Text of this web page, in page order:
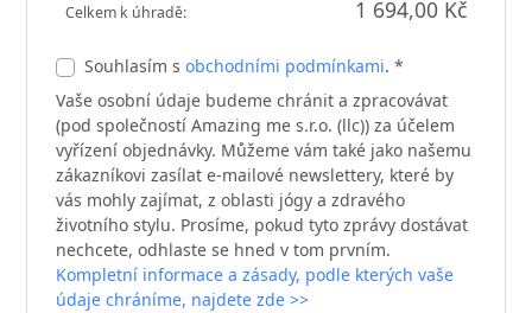
Celkem k úhradě: 1 694,00 Kč
Souhlasím sobchodními podmínkami. *
Vaše osobní údaje budeme chránit a zpracovávat
(pod společností Amazing me s.r.o. (llc)) za účelem
vyřízení objednávky. Můžeme vám také jako našemu
zákazníkovi zasílat e-mailové newslettery, které by
vás mohly zajímat, z oblasti jógy a zdravého
životního stylu. Prosíme, pokud tyto zprávy dostávat
nechcete, odhlaste se hned v tom prvním.
Kompletní informace a zásady, podle kterých vaše
údaje chráníme, najdete zde >>